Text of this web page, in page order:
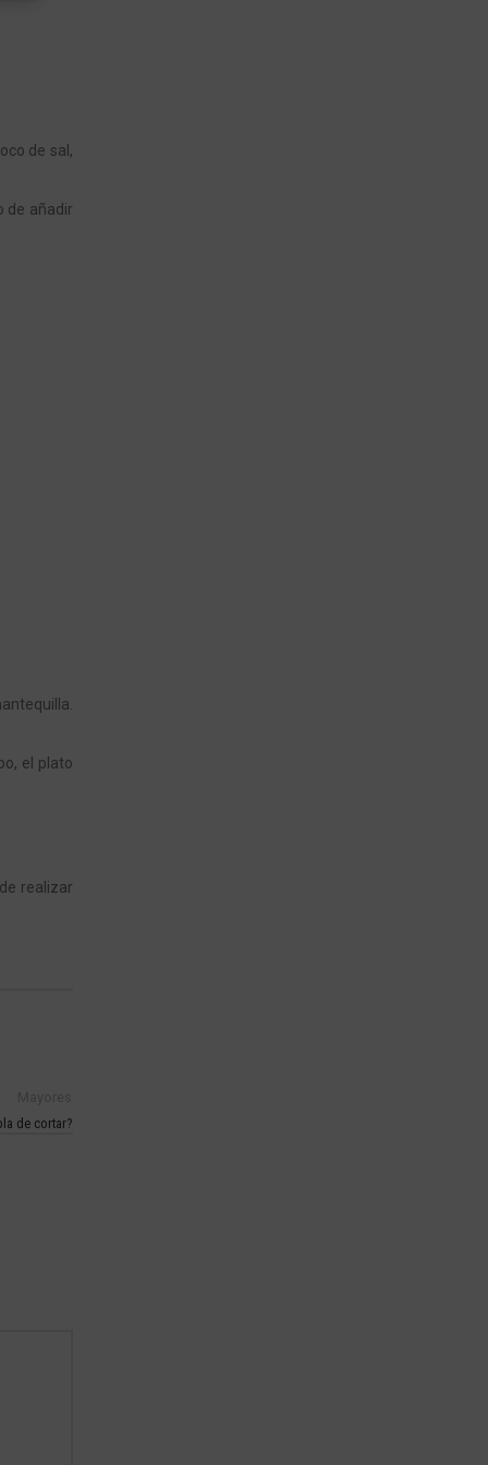
de sal,
de añadir
el plato
realizar
de cortar?